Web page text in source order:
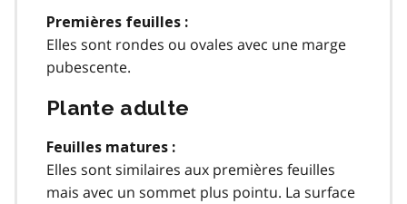
Premières feuilles :
Elles sont rondes ou ovales avec une marge
pubescente.
Plante adulte
Feuilles matures :
Elles sont similaires aux premières feuilles
mais avec un sommet plus pointu. La surface